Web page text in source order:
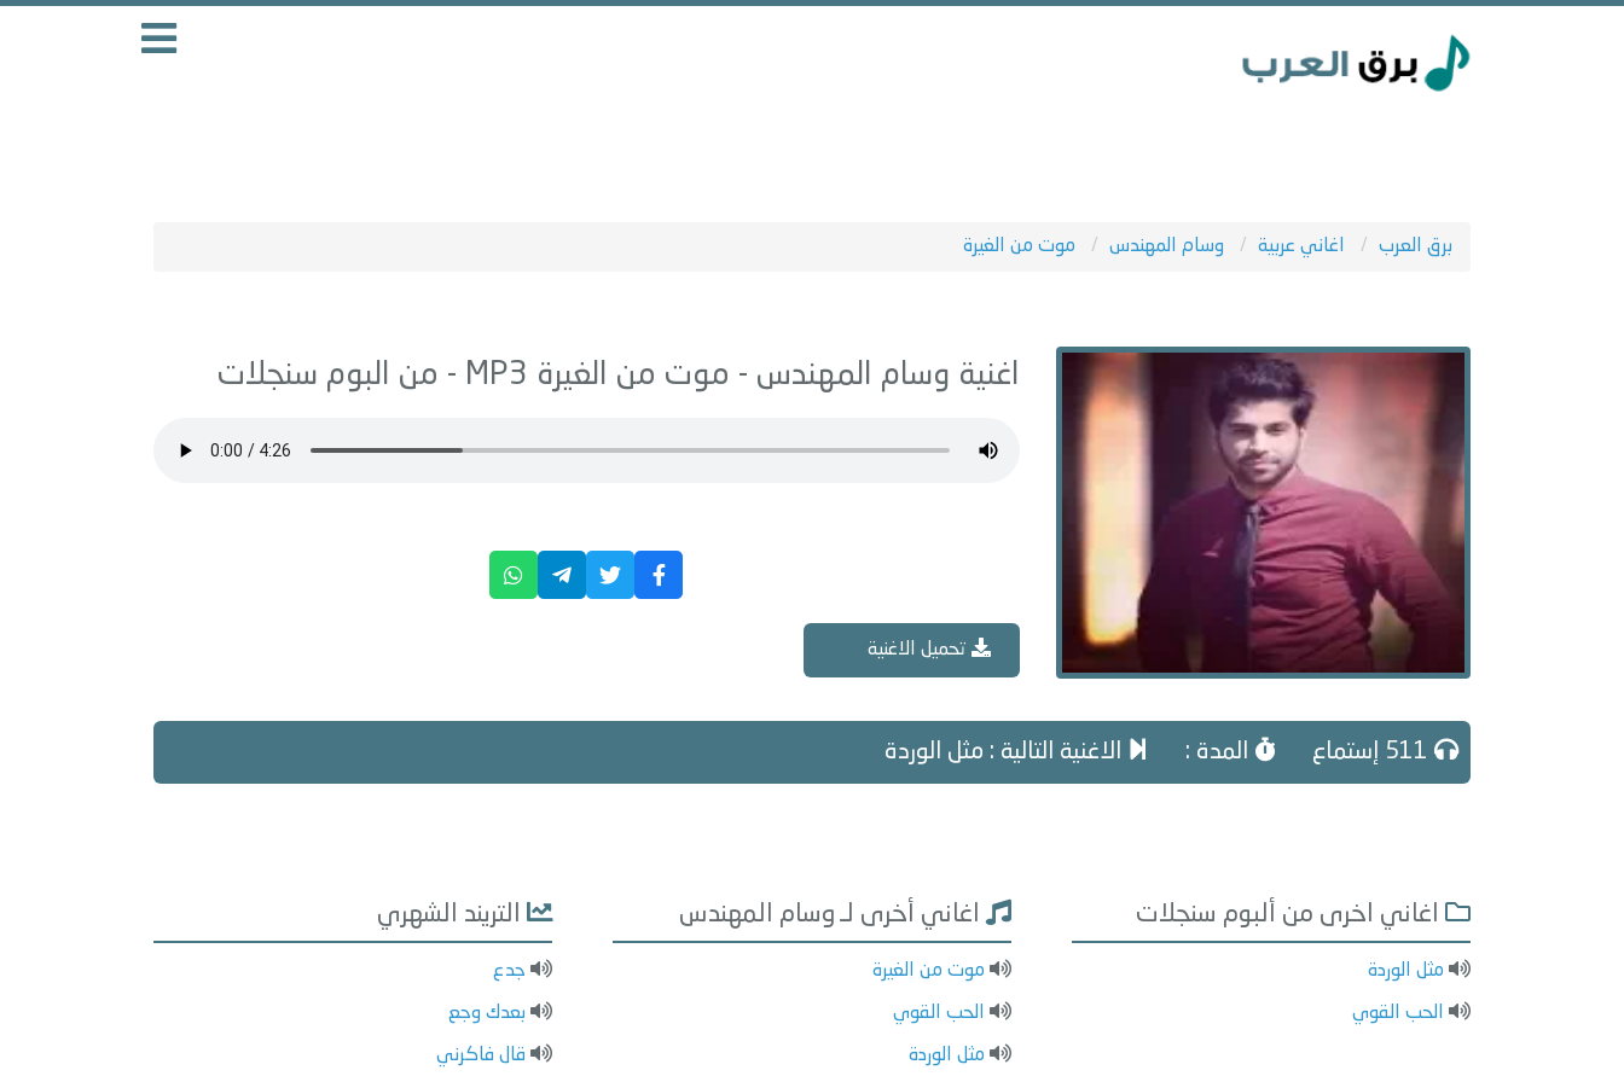
برق العرب اغاني عربية وسام المهندس موت من الغيرة
اغنية وسام المهندس - موت من الغيرة سنجلات
تحميل الاغنية
المدة : الاغنية التالية : مثل الوردة
اغاني اخرى من ألبوم سنجلات
مثل الوردة
الحب القوي
اغاني أخرى لـ وسام المهندس
موت من الغيرة
الحب القوي
مثل الوردة
التريند الشهري
جدع
بعدك وجع
قال فاكرني